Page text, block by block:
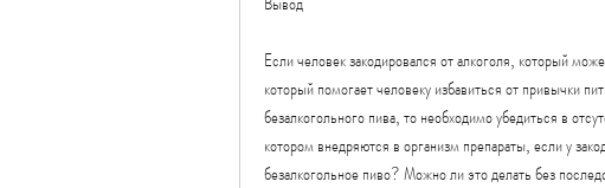
Если человек закодировался от алкоголя, который
который помогает человеку избавиться от привычки
безалкогольного пива, то необходимо убедиться в
котором внедряются в организм препараты, если у
безалкогольное пиво? Можно ли это делать без